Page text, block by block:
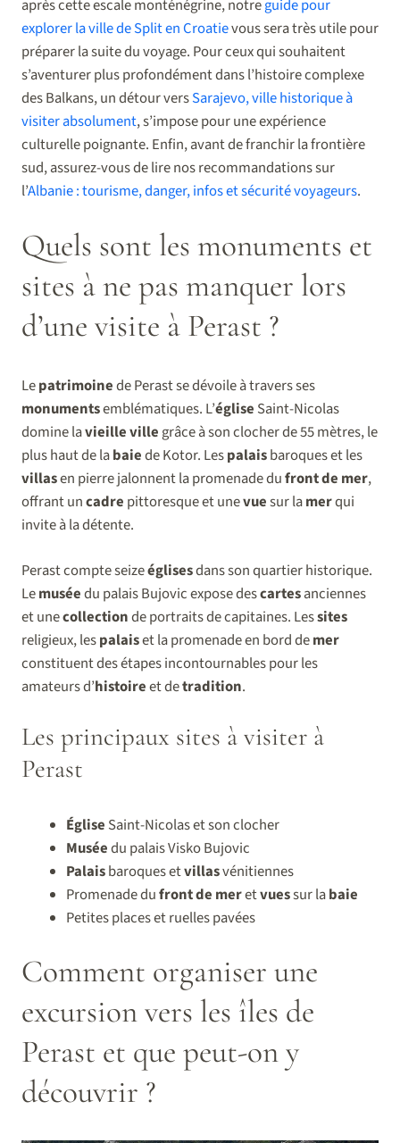
après cette escale monténégrine, notreguide pour
explorer la ville de Split en Croatievous sera très utile pour
préparer la suite du voyage. Pour ceux qui souhaitent
s’aventurer plus profondément dans l’histoire complexe
des Balkans, un détour versSarajevo, ville historique à
visiter absolument, s’impose pour une expérience
culturelle poignante. Enfin, avant de franchir la frontière
sud, assurez-vous de lire nos recommandations sur
l’Albanie : tourisme, danger, infos et sécurité voyageurs.
Quels sont les monuments et
sites à ne pas manquer lors
d’une visite à Perast ?
Lepatrimoinede Perast se dévoile à travers ses
monumentsemblématiques. L’église Saint-Nicolas
domine lavieille ville grâce à son clocher de 55 mètres, le
plus haut de labaiede Kotor. Lespalaisbaroques et les
villasen pierre jalonnent la promenade dufront de mer,
offrant uncadre pittoresque et unevuesur lamerqui
invite à la détente.
Perast compte seizeéglisesdans son quartier historique.
Lemuséedu palais Bujovic expose descartesanciennes
et unecollectionde portraits de capitaines. Lessites
religieux, lespalaiset la promenade en bord demer
constituent des étapes incontournables pour les
amateurs d’histoireet detradition.
Les principaux sites à visiter à
Perast
Église Saint-Nicolas et son clocher
Muséedu palais Visko Bujovic
Palaisbaroques etvillasvénitiennes
Promenade dufront de meretvuessur labaie
Petites places et ruelles pavées
Comment organiser une
excursion vers les îles de
Perast et que peut-on y
découvrir ?